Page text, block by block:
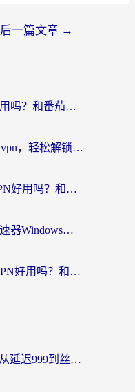
后一篇文章 →
海外党必看：迅游VPN好用吗？和番茄加速器VPN对比哪个回国效果更好？
海外党必看：如何选对cn vpn，轻松解锁国内影音游戏？
海外党必看：ChickCN VPN好用吗？和星河VPN对比哪个回国效果更好？附真实体验+避坑指南
海外党必看：免费VPN加速器Windows版怎么选？附真实测评与无缝访问国内资源指南
海外党必看：快帆TV版VPN好用吗？和hi龟龟VPN对比哪个回国效果更好？附免费加速器选择指南
欧洲怎么打炉石传说的？从延迟999到丝滑上分，我找到了靠谱加速器